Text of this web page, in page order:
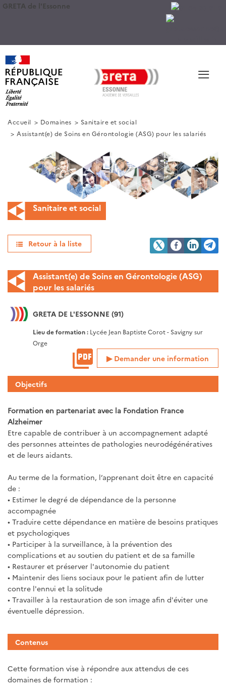
GRETA de l'Essonne
≡
Accueil Domaines
Sanitaire et social
Assistant(e) de Soins en Gérontologie (ASG) pour les salariés
Sanitaire et social
Retour à la liste
Assistant(e) de Soins en Gérontologie (ASG)
pour les salariés
GRETA DE L'ESSONNE (91)
Lieu de formation : Lycée Jean Baptiste Corot - Savigny sur
Orge
Demander une information
Objectifs
Formation en partenariat avec la Fondation France
Alzheimer
Etre capable de contribuer à un accompagnement adapté
des personnes atteintes de pathologies neurodégénératives
et de leurs aidants.
Au terme de la formation, l’apprenant doit être en capacité
de :
• Estimer le degré de dépendance de la personne
accompagnée
• Traduire cette dépendance en matière de besoins pratiques
et psychologiques
• Participer à la surveillance, à la prévention des
complications et au soutien du patient et de sa famille
• Restaurer et préserver l'autonomie du patient
• Maintenir des liens sociaux pour le patient afin de lutter
contre l'ennui et la solitude
• Travailler à la restauration de son image afin d'éviter une
éventuelle dépression.
Contenus
Cette formation vise à répondre aux attendus de ces
domaines de formation :